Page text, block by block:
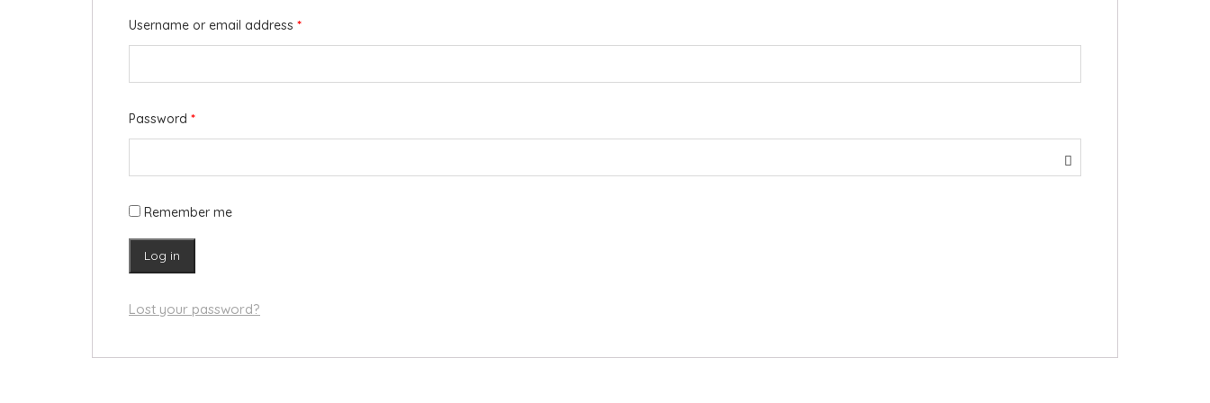
Username or email address *
Password *
Remember me
Log in
Lost your password?